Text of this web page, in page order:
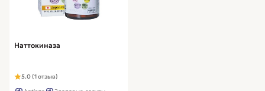
Наттокиназа
5.0 (1 отзыв)